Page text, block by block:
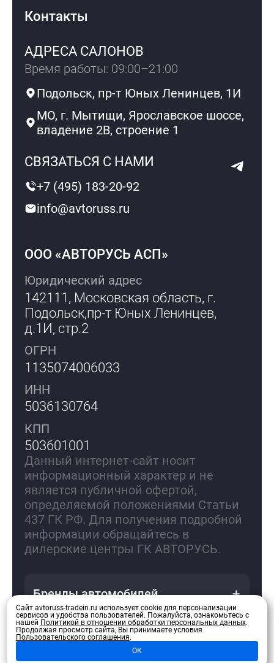
Контакты
АДРЕСА САЛОНОВ
Время работы: 09:00–21:00
Подольск, пр-т Юных Ленинцев, 1И
МО, г. Мытищи, Ярославское шоссе,
владение 2В, строение 1
СВЯЗАТЬСЯ С НАМИ
+7 (495) 183-20-92
info@avtoruss.ru
ООО «АВТОРУСЬ АСП»
Юридический адрес
142111, Московская область, г.
Подольск,пр-т Юных Ленинцев,
д.1И, стр.2
ОГРН
1135074006033
ИНН
5036130764
КПП
503601001
Данный интернет-сайт носит
информационный характер и не
является публичной офертой,
определяемой положениями Статьи
437 ГК РФ. Для получения подробной
информации обращайтесь в
дилерские центры ГК АВТОРУСЬ.
Бренды автомобилей
Политика конфиденциальности
Сайт avtoruss-tradein.ru использует cookie для персонализации
сервисов и удобства пользователей. Пожалуйста, ознакомьтесь с
нашей Политикой в отношении обработки персональных данных.
Продолжая просмотр сайта, Вы принимаете условия
Пользовательского соглашения.
ОК